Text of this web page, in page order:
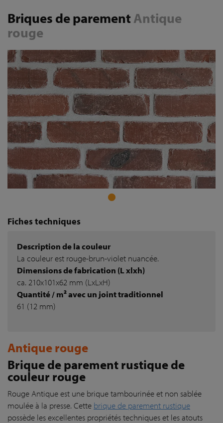
Briques de parement Antique
rouge
Fiches techniques
Description de la couleur
La couleur est rouge-brun-violet nuancée.
Dimensions de fabrication (L xlxh)
ca. 210x101x62 mm (LxLxH)
Quantité / m² avec un joint traditionnel
61 (12 mm)
Antique rouge
Brique de parement rustique de
couleur rouge
Rouge Antique est une brique tambourinée et non sablée
moulée à la presse. Cette brique de parement rustique
possède les excellentes propriétés techniques et les atouts